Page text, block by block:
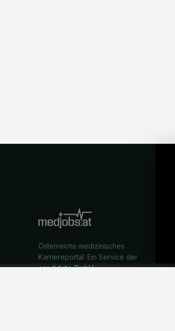
Österreichs medizinisches
Karriereportal. Ein Service der
candidatis GmbH.